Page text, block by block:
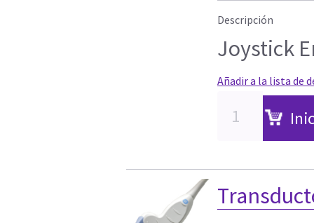
Descripción
Joystick
Añadir a la lista de